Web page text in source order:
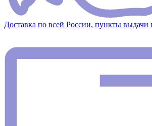
Доставка по всей России, пункты выдачи